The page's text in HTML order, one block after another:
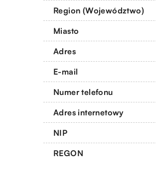
Region (Województwo)
Miasto
Adres
E-mail
Numer telefonu
Adres internetowy
NIP
REGON